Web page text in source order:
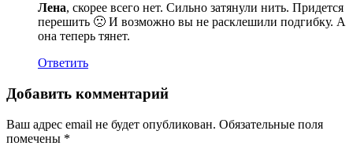
Лена, скорее всего нет. Сильно затянули нить. Придется
перешить 🙁 И возможно вы не расклешили подгибку. А
она теперь тянет.
Ответить
Добавить комментарий
Ваш адрес email не будет опубликован. Обязательные поля
помечены *